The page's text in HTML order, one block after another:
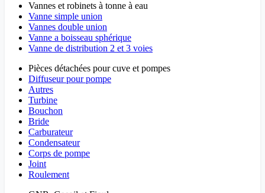
Vannes et robinets à tonne à eau
Vanne simple union
Vannes double union
Vanne a boisseau sphérique
Vanne de distribution 2 et 3 voies
Pièces détachées pour cuve et pompes
Diffuseur pour pompe
Autres
Turbine
Bouchon
Bride
Carburateur
Condensateur
Corps de pompe
Joint
Roulement